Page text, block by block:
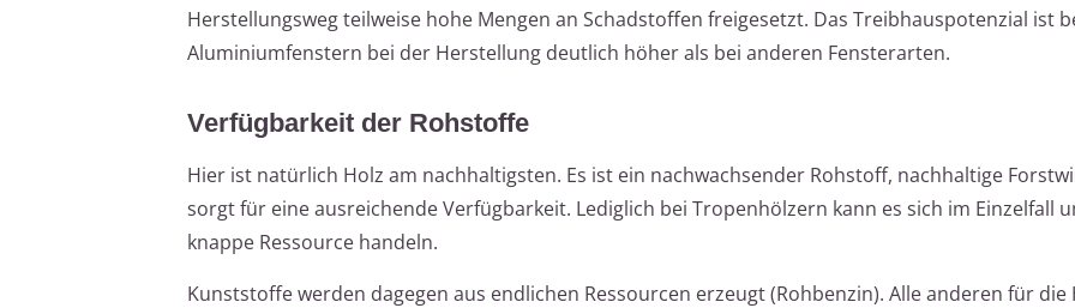
Herstellungsweg teilweise hohe Mengen an Schadstoffen freigesetzt. Das Treibhauspotenzial ist
Aluminiumfenstern bei der Herstellung deutlich höher als bei anderen Fensterarten.
Verfügbarkeit der Rohstoffe
Hier ist natürlich Holz am nachhaltigsten. Es ist ein nachwachsender Rohstoff, nachhaltige
sorgt für eine ausreichende Verfügbarkeit. Lediglich bei Tropenhölzern kann es sich im Einzelfall
knappe Ressource handeln.
Kunststoffe werden dagegen aus endlichen Ressourcen erzeugt (Rohbenzin). Alle anderen für